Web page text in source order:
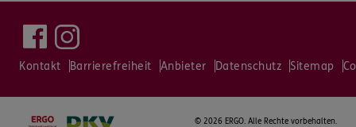
Kontakt Barrierefreiheit Anbieter Datenschutz Sitemap
© 2026 ERGO. Alle Rechte vorbehalten.